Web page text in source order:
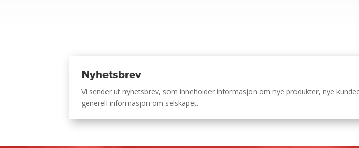
Nyhetsbrev
Vi sender ut nyhetsbrev, som inneholder informasjon om nye produkter, nye
generell informasjon om selskapet.